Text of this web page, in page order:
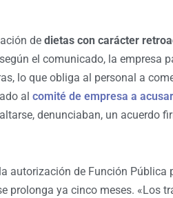
de dietas con carácter
el comunicado, la empresa
lo que obliga al personal a
al comité de empresa a
denunciaban, un acuerdo
autorización de Función Pública
prolonga ya cinco meses. «Los